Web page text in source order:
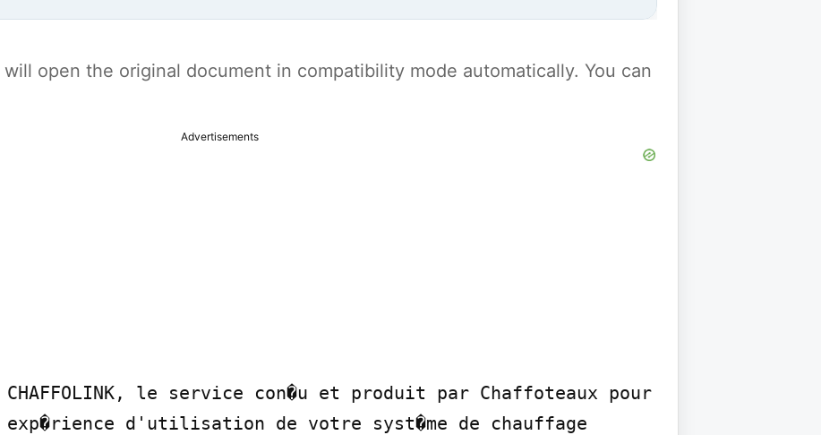
open the original document in compatibility mode automatically. You can
Advertisements
le service con�u et produit par Chaffoteaux pour
d'utilisation de votre syst�me de chauffage